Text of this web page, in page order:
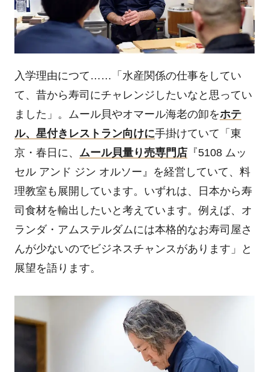
入学理由につて……「水産関係の仕事をしてい
て、昔から寿司にチャレンジしたいなと思ってい
ました」。ムール貝やオマール海老の卸をホテ
ル、星付きレストラン向けに手掛けていて「東
京・春日に、 ムール貝量り売専門店『5108 ムッ
セル アンド ジン オルソー』を経営していて、料
理教室も展開しています。いずれは、日本から寿
司食材を輸出したいと考えています。例えば、オ
ランダ・アムステルダムには本格的なお寿司屋さ
んが少ないのでビジネスチャンスがあります」と
展望を語ります。